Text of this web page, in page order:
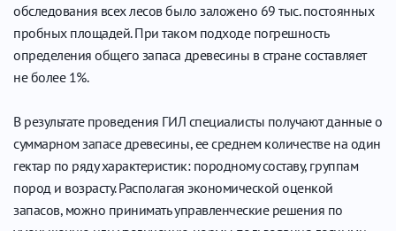
обследования всех лесов было заложено 69 тыс. постоянных
пробных площадей. При таком подходе погрешность
определения общего запаса древесины в стране составляет
не более 1%.
В результате проведения ГИЛ специалисты получают данные о
суммарном запасе древесины, ее среднем количестве на один
гектар по ряду характеристик: породному составу, группам
пород и возрасту. Располагая экономической оценкой
запасов, можно принимать управленческие решения по